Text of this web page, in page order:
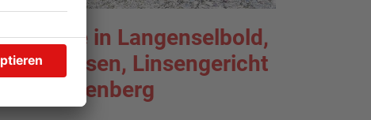
Schüsse in Langenselbold,
Gelnhausen, Linsengericht
und Miltenberg